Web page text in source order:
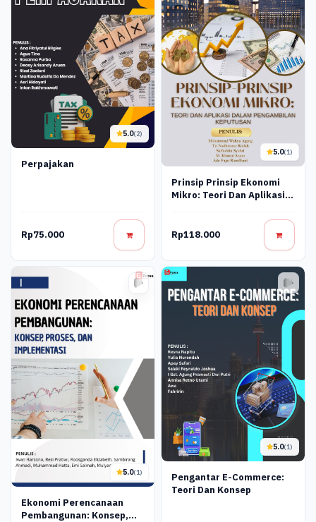
5.0(2)
Perpajakan
Rp75.000
5.0(1)
Prinsip Prinsip Ekonomi
Mikro: Teori Dan Aplikasi
Rp118.000
5.0(1)
Ekonomi Perencanaan
Pembangunan: Konsep,
5.0(1)
Pengantar E-Commerce:
Teori Dan Konsep